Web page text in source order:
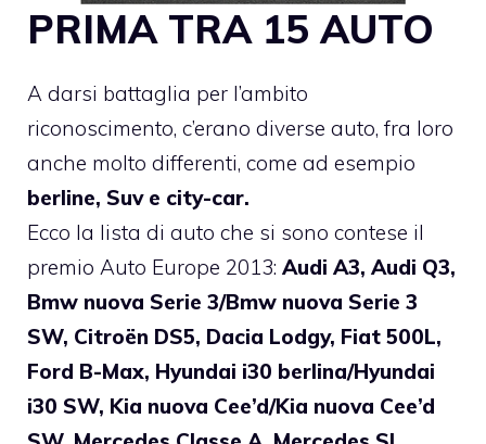
PRIMA TRA 15 AUTO
A darsi battaglia per l’ambito
riconoscimento, c’erano diverse auto, fra loro
anche molto differenti, come ad esempio
berline, Suv e city-car.
Ecco la lista di auto che si sono contese il
premio Auto Europe 2013: Audi A3, Audi Q3,
Bmw nuova Serie 3/Bmw nuova Serie 3
SW, Citroën DS5, Dacia Lodgy, Fiat 500L,
Ford B-Max, Hyundai i30 berlina/Hyundai
i30 SW, Kia nuova Cee’d/Kia nuova Cee’d